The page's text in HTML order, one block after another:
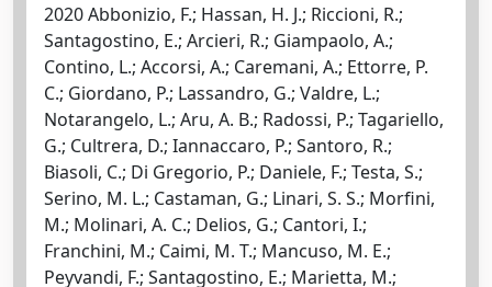
2020 Abbonizio, F.; Hassan, H. J.; Riccioni, R.;
Santagostino, E.; Arcieri, R.; Giampaolo, A.;
Contino, L.; Accorsi, A.; Caremani, A.; Ettorre, P.
C.; Giordano, P.; Lassandro, G.; Valdre, L.;
Notarangelo, L.; Aru, A. B.; Radossi, P.; Tagariello,
G.; Cultrera, D.; Iannaccaro, P.; Santoro, R.;
Biasoli, C.; Di Gregorio, P.; Daniele, F.; Testa, S.;
Serino, M. L.; Castaman, G.; Linari, S. S.; Morfini,
M.; Molinari, A. C.; Delios, G.; Cantori, I.;
Franchini, M.; Caimi, M. T.; Mancuso, M. E.;
Peyvandi, F.; Santagostino, E.; Marietta, M.;